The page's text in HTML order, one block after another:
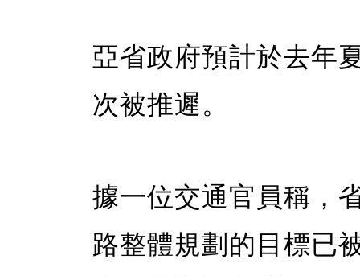
亞省政府預計於去年
次被推遲。
據一位交通官員稱，
路整體規劃的目標已